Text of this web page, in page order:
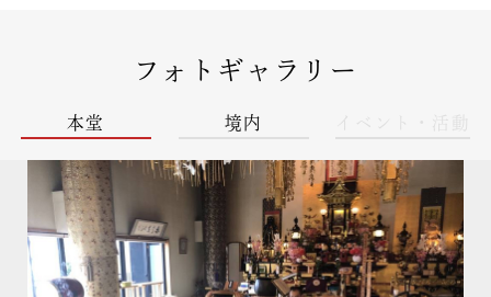
フォトギャラリー
本堂 境内